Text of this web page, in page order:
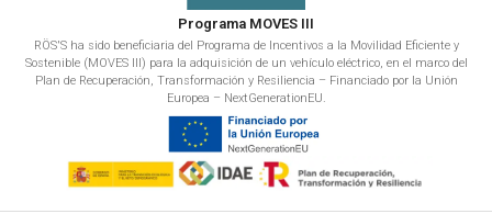
Programa MOVES III
RÖS'S ha sido beneficiaria del Programa de Incentivos a la Movilidad Eficiente y
Sostenible (MOVES III) para la adquisición de un vehículo eléctrico, en el marco del
Plan de Recuperación, Transformación y Resiliencia – Financiado por la Unión
Europea – NextGenerationEU.